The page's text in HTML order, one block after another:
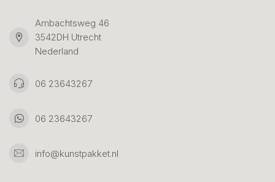
Ambachtsweg 46
3542DH Utrecht
Nederland
06 23643267
06 23643267
info@kunstpakket.nl